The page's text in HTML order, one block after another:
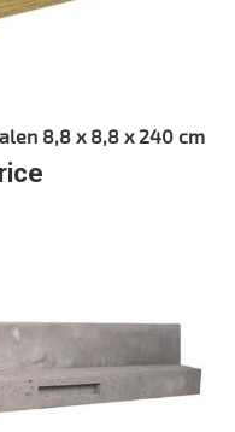
8,8 x 8,8 x 240 cm